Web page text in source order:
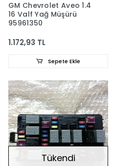
GM Chevrolet Aveo 1.4
16 Valf Yağ Müşürü
95961350
1.172,93 TL
Sepete Ekle
Tükendi